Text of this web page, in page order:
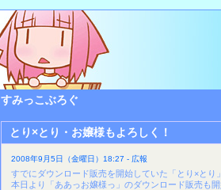
すみっこぶろぐ
とり×とり・お嬢様もよろしく！
2008年9月5日（金曜日）18:27 - 広報
すでにダウンロード販売を開始していた「とり×とり
本日より「ああっお嬢様っ」のダウンロード販売も開